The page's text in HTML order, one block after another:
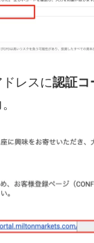
レスに認証コ